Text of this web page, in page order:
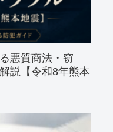
悪質商法・窃
説【令和8年熊本